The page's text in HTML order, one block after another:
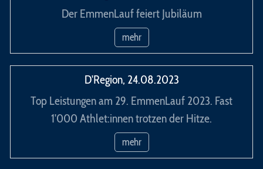
Der EmmenLauf feiert Jubiläum
mehr
D'Region, 24.08.2023
Top Leistungen am 29. EmmenLauf 2023. Fast
1'000 Athlet:innen trotzen der Hitze.
mehr